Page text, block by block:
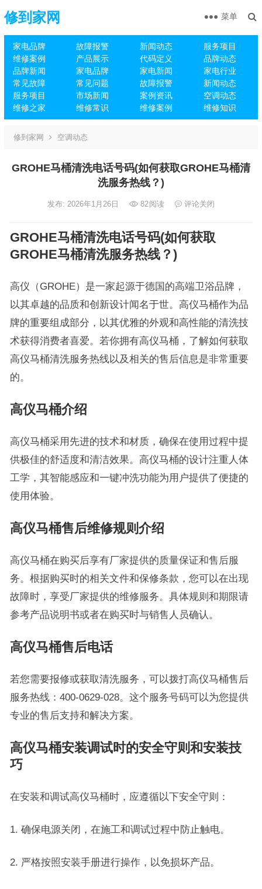
修到家网
家电品牌 故障报警 新闻动态
服务项目
维修案例
产品展示 代码定义
品牌动态
品牌新闻
家电品牌 家电新闻
家电行业
常见故障
常见问题 故障报警
新闻动态
服务项目
市场新闻 案例资讯
空调动态
维修之家
维修常识 维修案例 维修知识
菜单
修到家网 空调动态
GROHE马桶清洗电话号码(如何获取GROHE马桶清
洗服务热线？)
发布: 2026年1月26日 82阅读 评论关闭
GROHE马桶清洗电话号码(如何获取
GROHE马桶清洗服务热线？)
高仪（GROHE）是一家起源于德国的高端卫浴品牌，
以其卓越的品质和创新设计闻名于世。高仪马桶作为品
牌的重要组成部分，以其优雅的外观和高性能的清洗技
术获得消费者喜爱。若你拥有高仪马桶，了解如何获取
高仪马桶清洗服务热线以及相关的售后信息是非常重要
的。
高仪马桶介绍
高仪马桶采用先进的技术和材质，确保在使用过程中提
供极佳的舒适度和清洁效果。高仪马桶的设计注重人体
工学，其智能感应和一键冲洗功能为用户提供了便捷的
使用体验。
高仪马桶售后维修规则介绍
高仪马桶在购买后享有厂家提供的质量保证和售后服
务。根据购买时的相关文件和保修条款，您可以在出现
故障时，享受厂家提供的维修服务。具体规则和期限请
参考产品说明书或者在购买时与销售人员确认。
高仪马桶售后电话
若您需要报修或获取清洗服务，可以拨打高仪马桶售后
服务热线：400-0629-028。这个服务号码可以为您提供
专业的售后支持和解决方案。
高仪马桶安装调试时的安全守则和安装技
巧
在安装和调试高仪马桶时，应遵循以下安全守则：
1. 确保电源关闭，在施工和调试过程中防止触电。
2. 严格按照安装手册进行操作，以免损坏产品。